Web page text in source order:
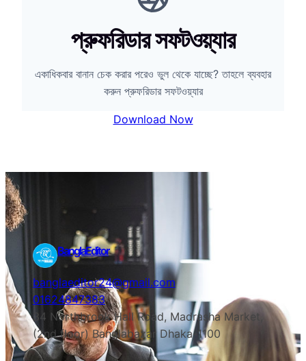
প্রুফরিডার সফটওয়্যার
একাধিকবার বানান চেক করার পরেও ভুল থেকে যাচ্ছে? তাহলে ব্যবহার
করুন প্রুফরিডার সফটওয়্যার
Download Now
BanglaEditor
banglaeditor24@gmail.com
01624847383
34 Northbrook Hall Road, Madrasha Market,
(2nd floor) Banglabazar Dhaka-1100